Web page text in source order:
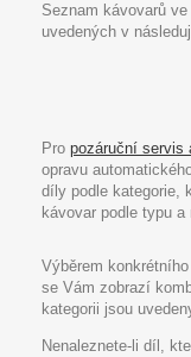
Seznam kávovarů
uvedených v
Pro pozáruční servis
opravu
díly podle kategorie,
kávovar podle typu
Výběrem
se Vám zobrazí
kategorii jsou
Nenaleznete-li díl,